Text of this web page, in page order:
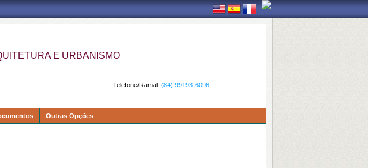
E URBANISMO
Telefone/Ramal: (84) 99193-6096
Outras Opções